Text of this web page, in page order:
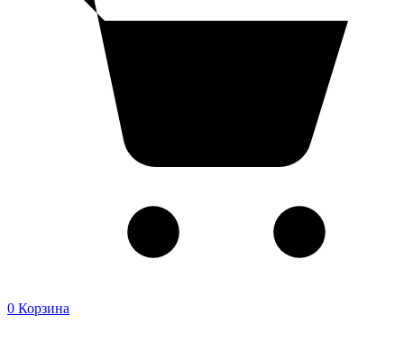
0 Корзина